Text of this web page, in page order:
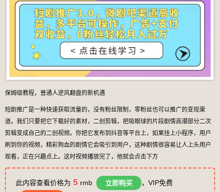
保姆级教程，普通人逆风翻盘的新机遇
短剧推广是一种快速获取流量的，没有粉丝限制，零粉丝也可以推广的变现渠
道。我们只要把它下载好的素材，二创剪辑，把吸眼球的片段剧情高潮部分二次
剪辑变成自己的二创视频。你把它发布到抖音等平台上，如果挂上小程序，用户
刷到你的视频，精彩狗血的剧情它会吸引到用户，这种剧情很容易让人上头用户
观看，正在兴趣点上。这时视频播放完了，他就会点击下方
此内容查看价格为 5 rmb 立即购买
，VIP免费